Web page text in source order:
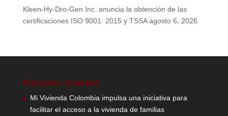
Kleen-Hy-Dro-Gen Inc. anuncia la obtención de las
certificaciones ISO 9001: 2015 y TSSA agosto 6, 2026
Entradas recientes
Mi Vivienda Colombia impulsa una iniciativa para
facilitar el acceso a la vivienda de familias